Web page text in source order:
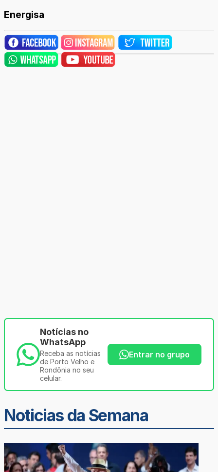
Energisa
Notícias no
WhatsApp
Receba as notícias
de Porto Velho e
Rondônia no seu
celular.
Entrar no grupo
Noticias da Semana